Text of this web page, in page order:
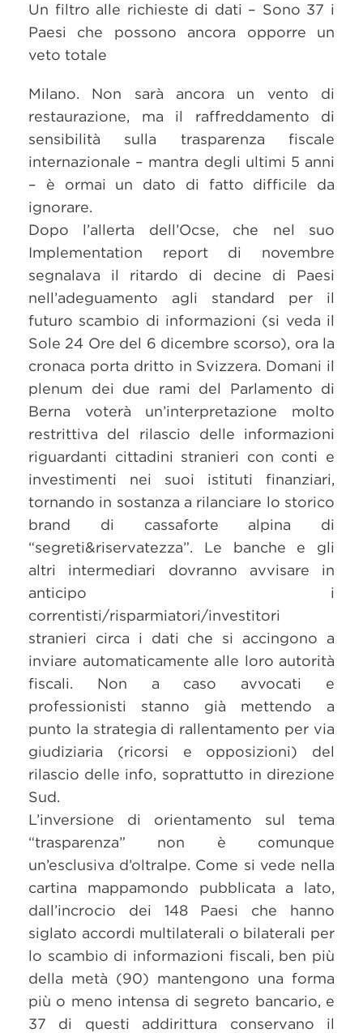
Un filtro alle richieste di dati – Sono 37 i
Paesi che possono ancora opporre un
veto totale
Milano. Non sarà ancora un vento di
restaurazione, ma il raffreddamento di
sensibilità sulla trasparenza fiscale
internazionale – mantra degli ultimi 5 anni
– è ormai un dato di fatto difficile da
ignorare.
Dopo l’allerta dell’Ocse, che nel suo
Implementation report di novembre
segnalava il ritardo di decine di Paesi
nell’adeguamento agli standard per il
futuro scambio di informazioni (si veda il
Sole 24 Ore del 6 dicembre scorso), ora la
cronaca porta dritto in Svizzera. Domani il
plenum dei due rami del Parlamento di
Berna voterà un’interpretazione molto
restrittiva del rilascio delle informazioni
riguardanti cittadini stranieri con conti e
investimenti nei suoi istituti finanziari,
tornando in sostanza a rilanciare lo storico
brand di cassaforte alpina di
“segreti&riservatezza”. Le banche e gli
altri intermediari dovranno avvisare in
anticipo i
correntisti/risparmiatori/investitori
stranieri circa i dati che si accingono a
inviare automaticamente alle loro autorità
fiscali. Non a caso avvocati e
professionisti stanno già mettendo a
punto la strategia di rallentamento per via
giudiziaria (ricorsi e opposizioni) del
rilascio delle info, soprattutto in direzione
Sud.
L’inversione di orientamento sul tema
“trasparenza” non è comunque
un’esclusiva d’oltralpe. Come si vede nella
cartina mappamondo pubblicata a lato,
dall’incrocio dei 148 Paesi che hanno
siglato accordi multilaterali o bilaterali per
lo scambio di informazioni fiscali, ben più
della metà (90) mantengono una forma
più o meno intensa di segreto bancario, e
37 di questi addirittura conservano il